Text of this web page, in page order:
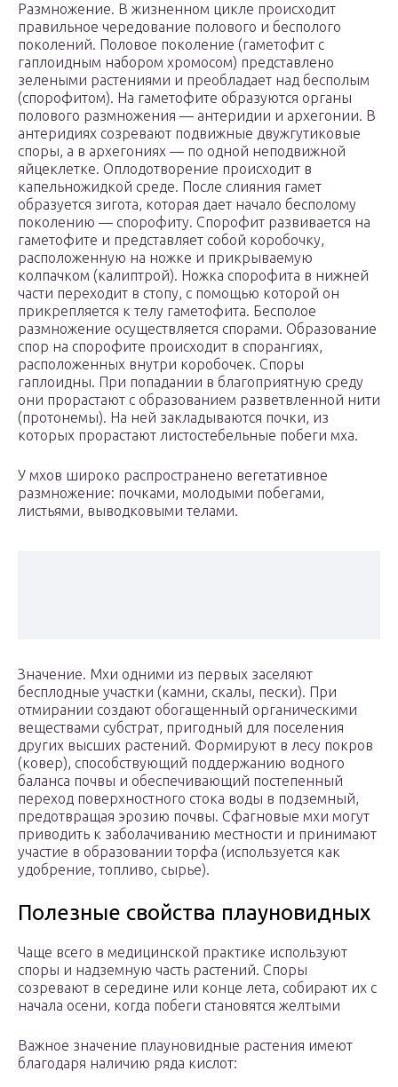
Размножение. В жизненном цикле происходит
правильное чередование полового и бесполого
поколений. Половое поколение (гаметофит с
гаплоидным набором хромосом) представлено
зелеными растениями и преобладает над бесполым
(спорофитом). На гаметофите образуются органы
полового размножения — антеридии и архегонии. В
антеридиях созревают подвижные двужгутиковые
споры, а в архегониях — по одной неподвижной
яйцеклетке. Оплодотворение происходит в
капельножидкой среде. После слияния гамет
образуется зигота, которая дает начало бесполому
поколению — спорофиту. Спорофит развивается на
гаметофите и представляет собой коробочку,
расположенную на ножке и прикрываемую
колпачком (калиптрой). Ножка спорофита в нижней
части переходит в стопу, с помощью которой он
прикрепляется к телу гаметофита. Бесполое
размножение осуществляется спорами. Образование
спор на спорофите происходит в спорангиях,
расположенных внутри коробочек. Споры
гаплоидны. При попадании в благоприятную среду
они прорастают с образованием разветвленной нити
(протонемы). На ней закладываются почки, из
которых прорастают листостебельные побеги мха.
У мхов широко распространено вегетативное
размножение: почками, молодыми побегами,
листьями, выводковыми телами.
Значение. Мхи одними из первых заселяют
бесплодные участки (камни, скалы, пески). При
отмирании создают обогащенный органическими
веществами субстрат, пригодный для поселения
других высших растений. Формируют в лесу покров
(ковер), способствующий поддержанию водного
баланса почвы и обеспечивающий постепенный
переход поверхностного стока воды в подземный,
предотвращая эрозию почвы. Сфагновые мхи могут
приводить к заболачиванию местности и принимают
участие в образовании торфа (используется как
удобрение, топливо, сырье).
Полезные свойства плауновидных
Чаще всего в медицинской практике используют
споры и надземную часть растений. Споры
созревают в середине или конце лета, собирают их с
начала осени, когда побеги становятся желтыми
Важное значение плауновидные растения имеют
благодаря наличию ряда кислот: